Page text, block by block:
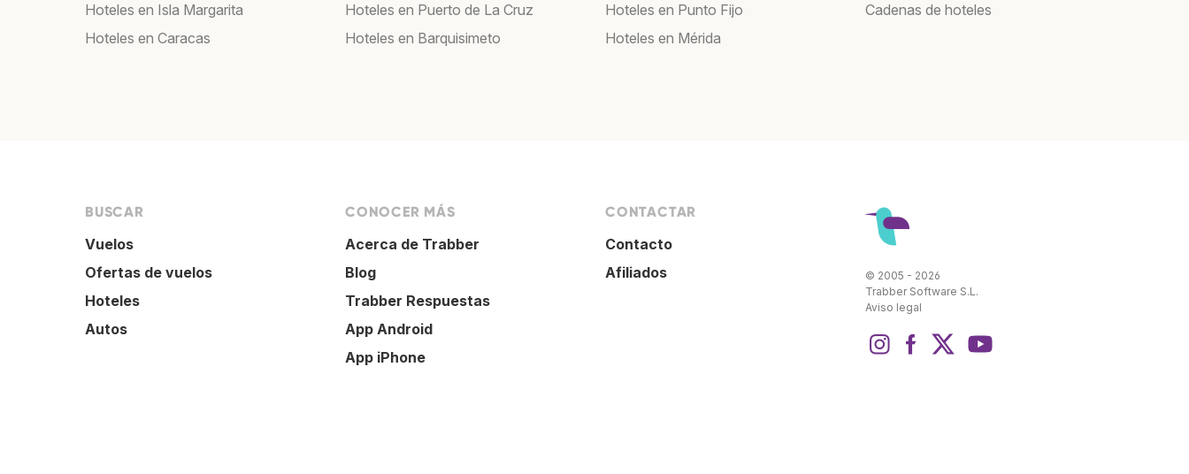
Hoteles en Isla Margarita
Hoteles en Caracas
Hoteles en Puerto de La Cruz
Hoteles en Barquisimeto
Hoteles en Punto Fijo
Hoteles en Mérida
Cadenas de hoteles
BUSCAR
Vuelos
Ofertas de vuelos
Hoteles
Autos
CONOCER MÁS
Acerca de Trabber
Blog
Trabber Respuestas
App Android
App iPhone
CONTACTAR
Contacto
Afiliados
© 2005 - 2026
Trabber Software S.L.
Aviso legal